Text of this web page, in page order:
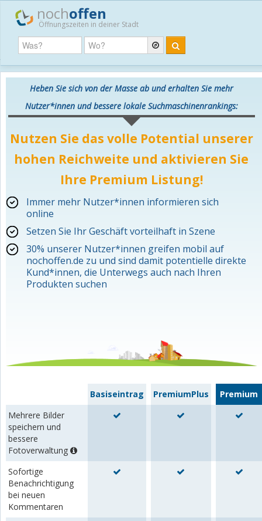
nochoffen
Öffnungszeiten in deiner Stadt
Heben Sie sich von der Masse ab und erhalten Sie mehr
Nutzer*innen und bessere lokale Suchmaschinenrankings:
Nutzen Sie das volle Potential unserer
hohen Reichweite und aktivieren Sie
Ihre Premium Listung!
Immer mehr Nutzer*innen informieren sich
online
Setzen Sie Ihr Geschäft vorteilhaft in Szene
30% unserer Nutzer*innen greifen mobil auf
nochoffen.de zu und sind damit potentielle direkte
Kund*innen, die Unterwegs auch nach Ihren
Produkten suchen
Basiseintrag PremiumPlus
Premium
Mehrere Bilder
speichern und
bessere
Fotoverwaltung
Sofortige
Benachrichtigung
bei neuen
Kommentaren